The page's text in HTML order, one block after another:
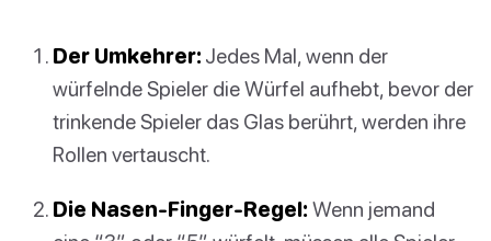
Der Umkehrer: Jedes Mal, wenn der
würfelnde Spieler die Würfel aufhebt, bevor der
trinkende Spieler das Glas berührt, werden ihre
Rollen vertauscht.
Die Nasen-Finger-Regel: Wenn jemand